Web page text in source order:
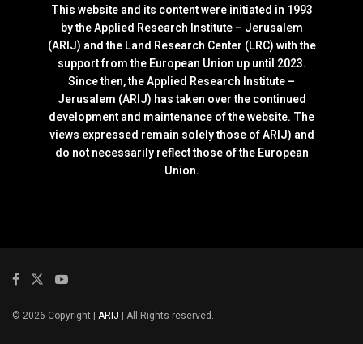
This website and its content were initiated in 1993
by the Applied Research Institute – Jerusalem
(ARIJ) and the Land Research Center (LRC) with the
support from the European Union up until 2023.
Since then, the Applied Research Institute –
Jerusalem (ARIJ) has taken over the continued
development and maintenance of the website. The
views expressed remain solely those of ARIJ) and
do not necessarily reflect those of the European
Union.
© 2026 Copyright | ARIJ | All Rights reserved.